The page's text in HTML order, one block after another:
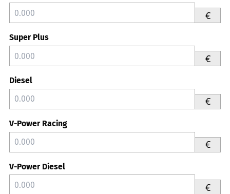
€
Super Plus
€
Diesel
€
V-Power Racing
€
V-Power Diesel
€